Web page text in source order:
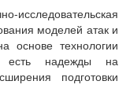
моделей атак и
основе технологии
есть надежды на
подготовки